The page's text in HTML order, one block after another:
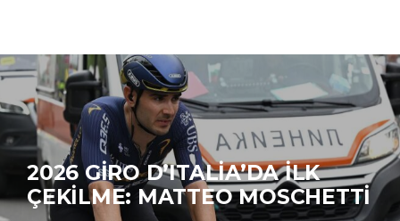
2026 GIRO D’ITALIA’DA İLK
ÇEKILME: MATTEO MOSCHETTI